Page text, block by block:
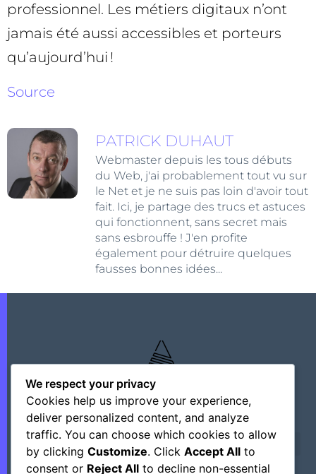
professionnel. Les métiers digitaux n’ont
jamais été aussi accessibles et porteurs
qu’aujourd’hui !
Source
PATRICK DUHAUT
Webmaster depuis les tous débuts
du Web, j'ai probablement tout vu sur
le Net et je ne suis pas loin d'avoir tout
fait. Ici, je partage des trucs et astuces
qui fonctionnent, sans secret mais
sans esbrouffe ! J'en profite
également pour détruire quelques
fausses bonnes idées...
We respect your privacy
Cookies help us improve your experience,
deliver personalized content, and analyze
traffic. You can choose which cookies to allow
by clicking Customize. Click Accept All to
consent or Reject All to decline non-essential